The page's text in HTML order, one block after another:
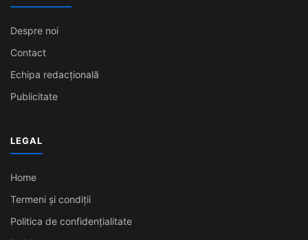
Despre noi
Contact
Echipa redacțională
Publicitate
LEGAL
Home
Termeni și condiții
Politica de confidențialitate